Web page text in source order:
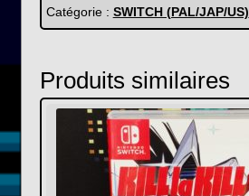
Catégorie : SWITCH (PAL/JAP/US)
Produits similaires